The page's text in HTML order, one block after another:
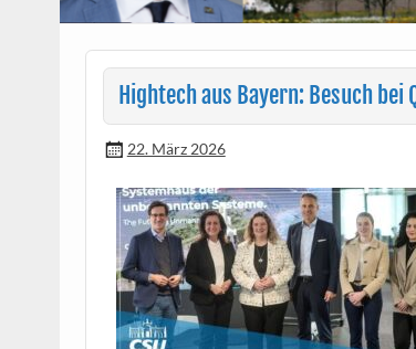
Hightech aus Bayern: Besuch bei
22. März 2026